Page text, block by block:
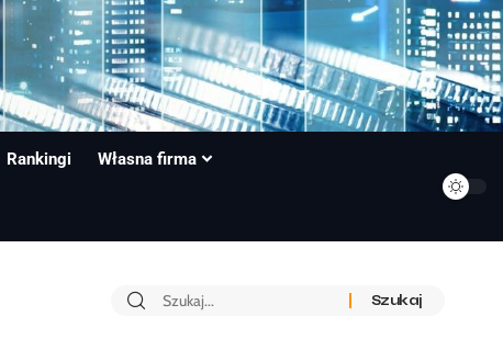
Rankingi Własna firma